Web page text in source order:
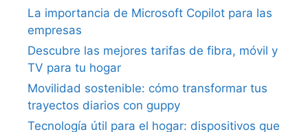
La importancia de Microsoft Copilot para las
empresas
Descubre las mejores tarifas de fibra, móvil y
TV para tu hogar
Movilidad sostenible: cómo transformar tus
trayectos diarios con guppy
Tecnología útil para el hogar: dispositivos que